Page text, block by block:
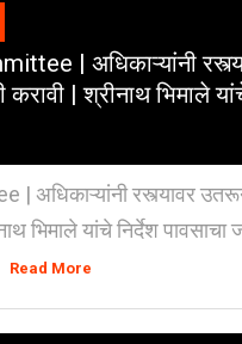
| अधिकाऱ्यांनी
| श्रीनाथ भिमाले
अधिकाऱ्यांनी रस्त्यावर
भिमाले यांचे निर्देश पावसाचा
Read More